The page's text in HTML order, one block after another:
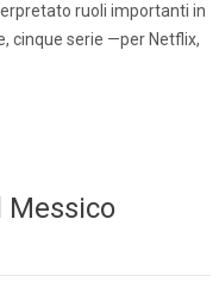
ruoli importanti in
cinque serie —per Netflix,
Messico